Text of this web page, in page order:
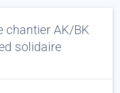
chantier AK/BK
solidaire